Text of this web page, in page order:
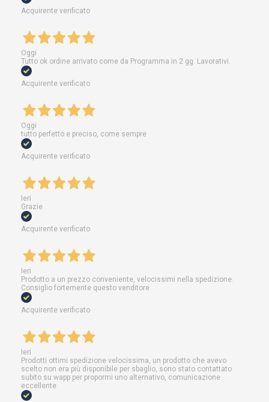
Acquirente verificato
Oggi
Tutto ok ordine arrivato come da Programma in 2 gg. Lavorativi.
Acquirente verificato
Oggi
tutto perfetto e preciso, come sempre
Acquirente verificato
Ieri
Grazie
Acquirente verificato
Ieri
Prodotto a un prezzo conveniente, velocissimi nella spedizione.
Consiglio fortemente questo venditore
Acquirente verificato
Ieri
Prodotti ottimi spedizione velocissima, un prodotto che avevo
scelto non era più disponibile per sbaglio, sono stato contattato
subito su wapp per propormi uno alternativo, comunicazione
eccellente